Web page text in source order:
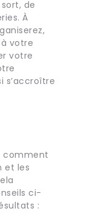
de
À
votre
votre
s’accroître
comment
et les
ci-
: